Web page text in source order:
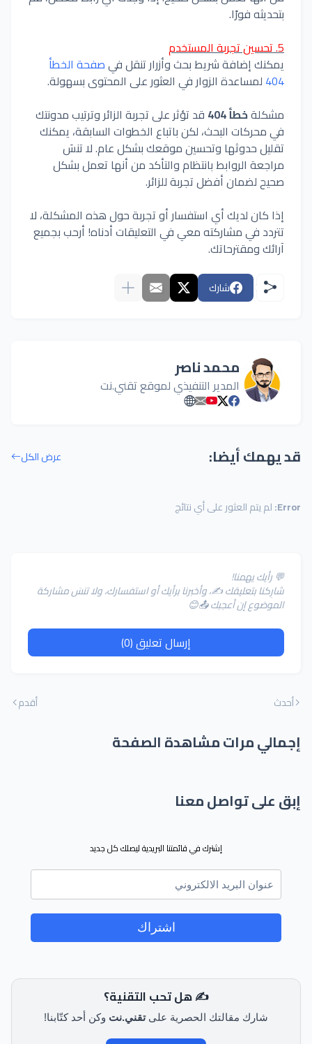
بتحديثه فورًا.
5. تحسين تجربة المستخدم
يمكنك إضافة شريط بحث وأزرار تنقل فيصفحة الخطأ
404 لمساعدة الزوار في العثور على المحتوى بسهولة.
مشكلةخطأ 404
قد تؤثر على تجربة الزائر وترتيب مدونتك
في محركات البحث، لكن باتباع الخطوات السابقة، يمكنك
تقليل حدوثها وتحسين موقعك بشكل عام. لا تنسَ
مراجعة الروابط بانتظام والتأكد من أنها تعمل بشكل
صحيح لضمان أفضل تجربة للزائر.
إذا كان لديك أي استفسار أو تجربة حول هذه المشكلة، لا
تتردد في مشاركته معي في التعليقات أدناه! أرحب بجميع
آرائك ومقترحاتك.
شارك
محمد ناصر
المدير التنفيذي لموقع تقني.نت
قد يهمك أيضا: عرض الكل
Error: لم يتم العثور على أي نتائج
💬 رأيك يهمنا!
شارِكنا بتعليقك ✍️، وأخبرنا برأيك أو استفسارك، ولا تنسَ مشاركة
الموضوع إن أعجبك 📤😊
إرسال تعليق (0)
أحدث أقدم
إجمالي مرات مشاهدة الصفحة
إبق على تواصل معنا
إشترك في قائمتنا البريدية ليصلك كل جديد
اشتراك
✍️ هل تحب التقنية؟
شارك مقالتك الحصرية علىتقني.نت وكن أحد كتّابنا!